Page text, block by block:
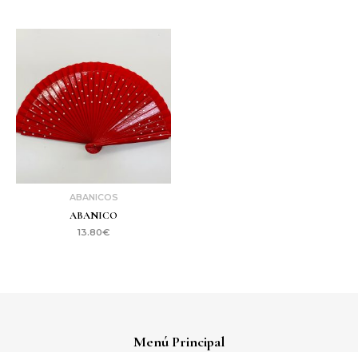
ABANICOS
ABANICO
13.80€
Menú Principal